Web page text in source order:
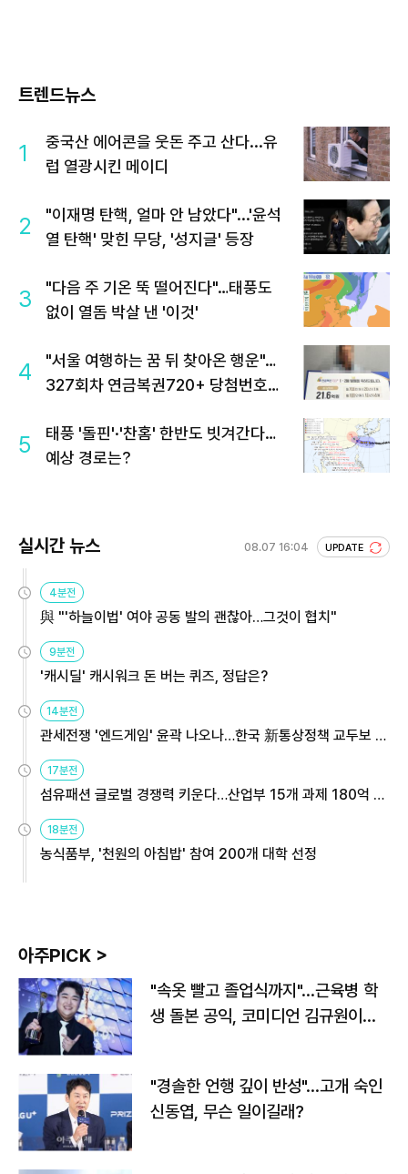
트렌드뉴스
1
중국산 에어콘을 웃돈 주고 산다...유
럽 열광시킨 메이디
2
"이재명 탄핵, 얼마 안 남았다"...'윤석
열 탄핵' 맞힌 무당, '성지글' 등장
3
"다음 주 기온 뚝 떨어진다"…태풍도
없이 열돔 박살 낸 '이것'
4
"서울 여행하는 꿈 뒤 찾아온 행운"…
327회차 연금복권720+ 당첨번호조
5
태풍 '돌핀'·'찬홈' 한반도 빗겨간다…
예상 경로는?
실시간 뉴스 08.07 16:04 UPDATE
4분전
與 "'하늘이법' 여야 공동 발의 괜찮아…그것이 협치"
9분전
'캐시딜' 캐시워크 돈 버는 퀴즈, 정답은?
14분전
관세전쟁 '엔드게임' 윤곽 나오나…한국 新통상정책 교두보 활
17분전
섬유패션 글로벌 경쟁력 키운다…산업부 15개 과제 180억 지
18분전
농식품부, '천원의 아침밥' 참여 200개 대학 선정
아주PICK >
"속옷 빨고 졸업식까지"…근육병 학
생 돌본 공익, 코미디언 김규원이었
"경솔한 언행 깊이 반성"…고개 숙인
신동엽, 무슨 일이길래?